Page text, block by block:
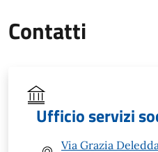
Contatti
Ufficio servizi
Via Grazia